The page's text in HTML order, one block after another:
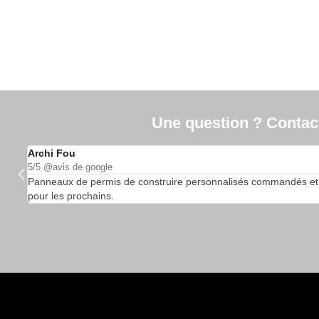
Une question ?
Archi Fou
5/5 @avis de google
Panneaux de permis de construire personnalisés commandés
pour les prochains.